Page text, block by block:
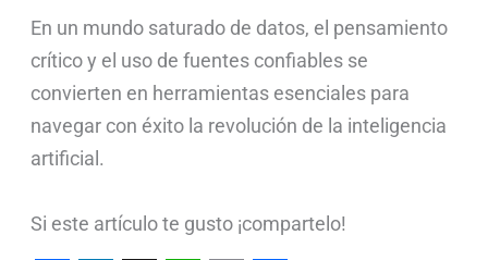
En un mundo saturado de datos, el pensamiento
crítico y el uso de fuentes confiables se
convierten en herramientas esenciales para
navegar con éxito la revolución de la inteligencia
artificial.
Si este artículo te gusto ¡compartelo!